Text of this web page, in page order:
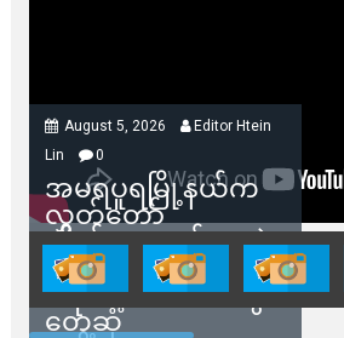
August 5, 2026
Editor Htein
Lin
0
အမရပူရမြို့နယ်က
လွှတ်တော်
ကိုယ်စားလှယ်တွေနဲ့
နေအိမ်တွေဖျက်သိမ်း
ခံရမယ့် ဒေသခံတွေ
တွေ့ဆုံ